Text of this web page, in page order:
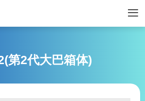

第2代大巴箱体)